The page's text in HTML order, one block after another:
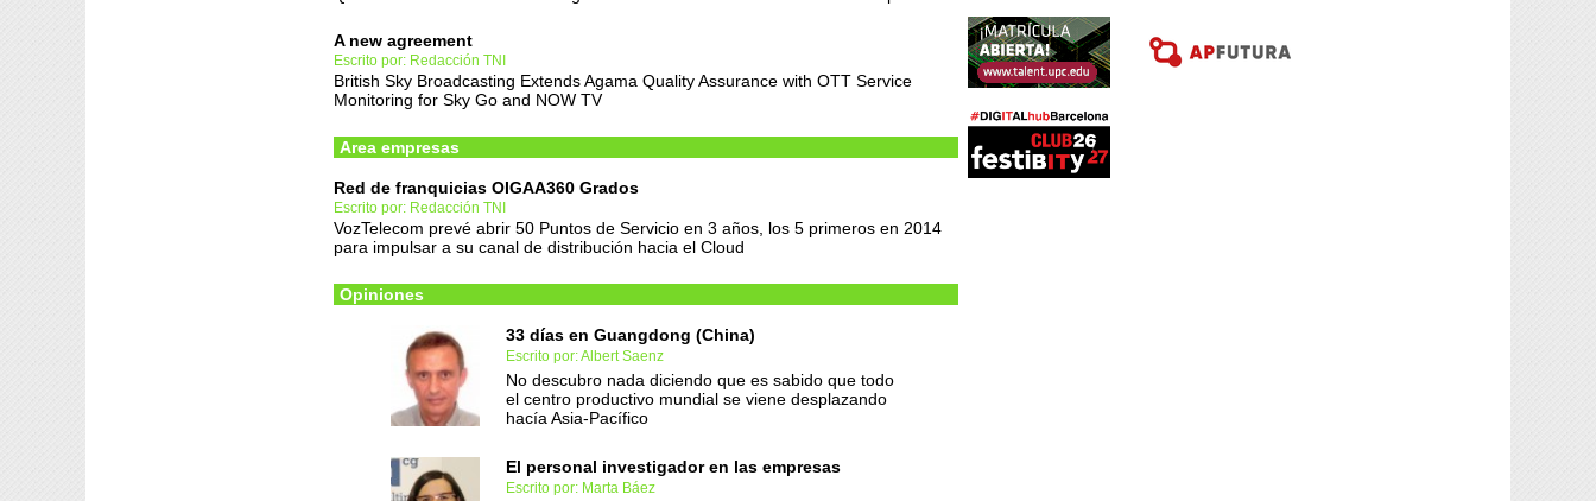
A new agreement
Escrito por: Redacción TNI
British Sky Broadcasting Extends Agama Quality Assurance with OTT Service
Monitoring for Sky Go and NOW TV
Area empresas
Red de franquicias OIGAA360 Grados
Escrito por: Redacción TNI
VozTelecom prevé abrir 50 Puntos de Servicio en 3 años, los 5 primeros en 2014
para impulsar a su canal de distribución hacia el Cloud
Opiniones
33 días en Guangdong (China)
Escrito por: Albert Saenz
No descubro nada diciendo que es sabido que todo
el centro productivo mundial se viene desplazando
hacía Asia-Pacífico
El personal investigador en las empresas
Escrito por: Marta Báez